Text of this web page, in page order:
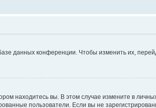
данных конференции. Чтобы изменить их,
находитесь вы. В этом случае измените в
пользователи. Если вы не